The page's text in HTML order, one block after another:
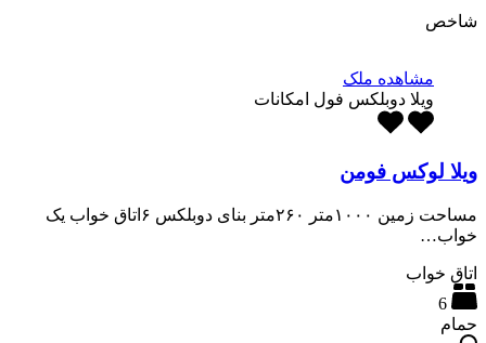
شاخص
مشاهده ملک
ویلا دوبلکس فول امکانات
ویلا لوکس فومن
مساحت زمین ۱۰۰۰متر ۲۶۰متر بنای دوبلکس ۶اتاق خواب یک
خواب…
اتاق خواب
6
حمام